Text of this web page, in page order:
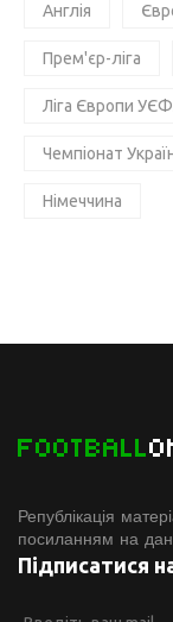
Англія
Прем'єр-ліга
Ліга Європи
Чемпіонат
Німеччина
FOOTBALL
Републікація
посиланням на
Підписатися